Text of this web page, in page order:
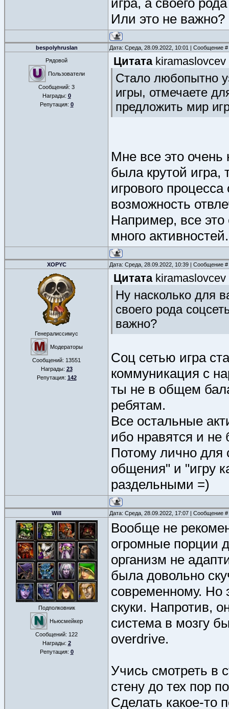
игра, а своего
Или это не важно?
bespolyhruslan Дата: Среда, 28.09.2022, 10:01 | Сообщение #
Рядовой
Пользователи
Сообщений: 3
Награды: 0
Репутация: 0
Цитата kiramaslovcev
Стало любопытно
игры, отмечаете
предложить мир
Мне все это очень
была крутой игра,
игрового
возможность
Например, все
много активностей.
XOPYC Дата: Среда, 28.09.2022, 10:39 | Сообщение #
Генералиссимус
Модераторы
Сообщений: 13551
Награды: 23
Репутация: 142
Цитата kiramaslovcev
Ну насколько для
своего рода
важно?
Соц сетью игра
коммуникация с
ты не в общем
ребятам.
Все остальные
ибо нравятся и не
Потому лично для
общения" и "игру
раздельными =)
Will Дата: Среда, 28.09.2022, 17:07 | Сообщение #
Подполковник
Ньюсмейкер
Сообщений: 122
Награды: 2
Репутация: 0
Вообще не
огромные порции
организм не
была довольно
современному. Но
скуки. Напротив,
система в мозгу
overdrive.
Учись смотреть в
стену до тех пор
Сделать какое-то